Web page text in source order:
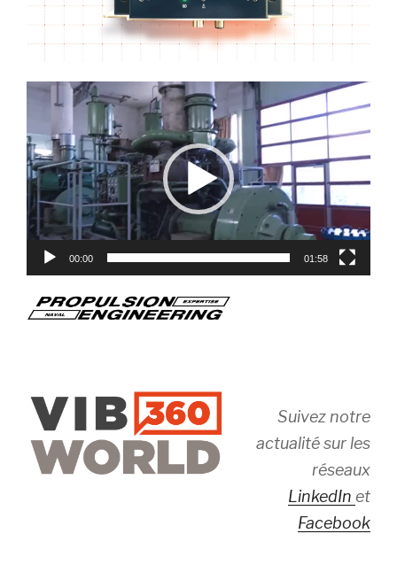
Lecteur
00:00 01:58
Suivez notre
actualité sur les
réseaux
LinkedIn et
Facebook